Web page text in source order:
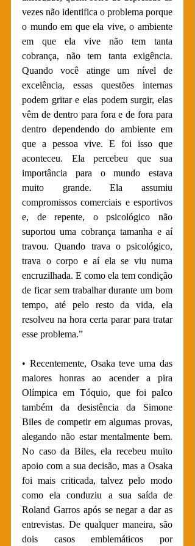
vezes não identifica o problema porque
o mundo em que ela vive, o ambiente
em que ela vive não tem tanta
cobrança, não tem tanta exigência.
Quando você atinge um nível de
excelência, essas questões internas
podem gritar e elas podem surgir, elas
vêm de dentro para fora e de fora para
dentro dependendo do ambiente em
que a pessoa vive. E foi isso que
aconteceu. Ela percebeu que sua
importância para o mundo estava
muito grande. Ela assumiu
compromissos comerciais e esportivos
e, de repente, o psicológico não
suportou uma cobrança tamanha e aí
travou. Quando trava o psicológico,
trava o corpo e aí ela se viu numa
encruzilhada. E como ela tem condição
de ficar sem trabalhar durante um bom
tempo, até pelo resto da vida, ela
resolveu na hora certa parar para tratar
esse problema.”
• Recentemente, Osaka teve uma das
maiores honras ao acender a pira
Olímpica em Tóquio, que foi palco
também da desistência da Simone
Biles de competir em algumas provas,
alegando não estar mentalmente bem.
No caso da Biles, ela recebeu muito
apoio com a sua decisão, mas a Osaka
foi mais criticada, talvez pelo modo
como ela conduziu a sua saída de
Roland Garros após se negar a dar as
entrevistas. De qualquer maneira, são
dois casos emblemáticos por